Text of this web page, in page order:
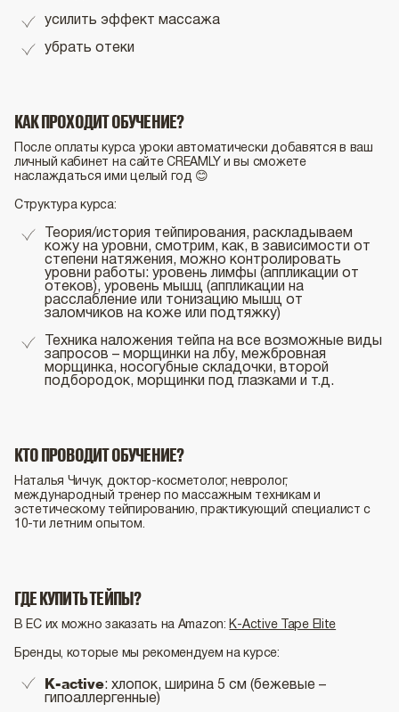
усилить эффект массажа
убрать отеки
КАК ПРОХОДИТ ОБУЧЕНИЕ?
После оплаты курса уроки автоматически добавятся в ваш
личный кабинет на сайте CREAMLY и вы сможете
наслаждаться ими целый год 😊
Структура курса:
Теория/история тейпирования, раскладываем
кожу на уровни, смотрим, как, в зависимости от
степени натяжения, можно контролировать
уровни работы: уровень лимфы (аппликации от
отеков), уровень мышц (аппликации на
расслабление или тонизацию мышц от
заломчиков на коже или подтяжку)
Техника наложения тейпа на все возможные виды
запросов – морщинки на лбу, межбровная
морщинка, носогубные складочки, второй
подбородок, морщинки под глазками и т.д.
КТО ПРОВОДИТ ОБУЧЕНИЕ?
Наталья Чичук, доктор-косметолог, невролог,
международный тренер по массажным техникам и
эстетическому тейпированию, практикующий специалист с
10-ти летним опытом.
ГДЕ КУПИТЬ ТЕЙПЫ?
В ЕС их можно заказать на Amazon: K-Active Tape Elite
Бренды, которые мы рекомендуем на курсе:
K-active: хлопок, ширина 5 см (бежевые –
гипоаллергенные)